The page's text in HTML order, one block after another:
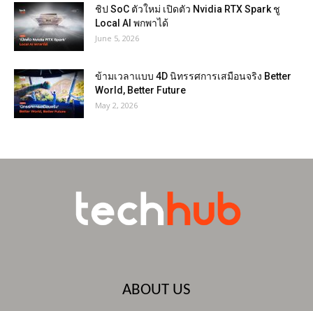
ชิป SoC ตัวใหม่ เปิดตัว Nvidia RTX Spark ชู
Local AI พกพาได้
June 5, 2026
ข้ามเวลาแบบ 4D นิทรรศการเสมือนจริง Better
World, Better Future
May 2, 2026
ABOUT US